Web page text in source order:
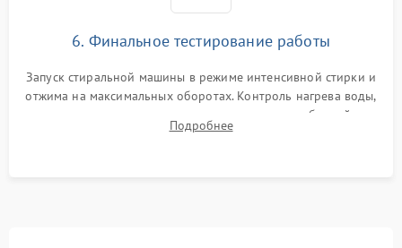
6. Финальное тестирование работы
Запуск стиральной машины в режиме интенсивной стирки и
отжима на максимальных оборотах. Контроль нагрева воды,
корректности слива, отсутствия излишних вибраций,
посторонних стуков и протечек под корпусом.
Подробнее